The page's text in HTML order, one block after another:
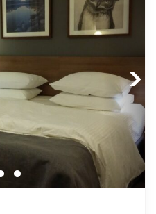
Next